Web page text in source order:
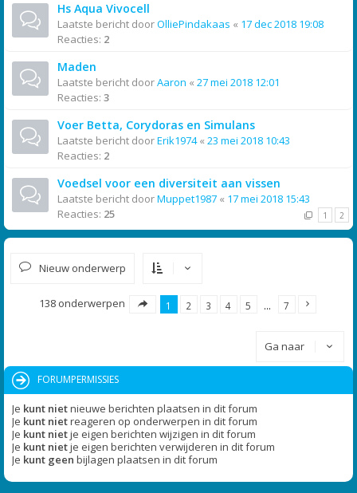
Hs Aqua Vivocell
Laatste bericht doorOlliePindakaas « 17 dec 2018 19:08
Reacties: 2
Maden
Laatste bericht doorAaron « 27 mei 2018 12:01
Reacties: 3
Voer Betta, Corydoras en Simulans
Laatste bericht doorErik1974« 23 mei 2018 10:43
Reacties: 2
Voedsel voor een diversiteit aan vissen
Laatste bericht doorMuppet1987 « 17 mei 2018 15:43
Reacties: 25 1 2
Nieuw onderwerp
138 onderwerpen 1 2 3 4 5 … 7
Ga naar
FORUMPERMISSIES
Je kunt nietnieuwe berichten plaatsen in dit forum
Je kunt nietreageren op onderwerpen in dit forum
Je kunt nietje eigen berichten wijzigen in dit forum
Je kunt nietje eigen berichten verwijderen in dit forum
Je kunt geen bijlagen plaatsen in dit forum